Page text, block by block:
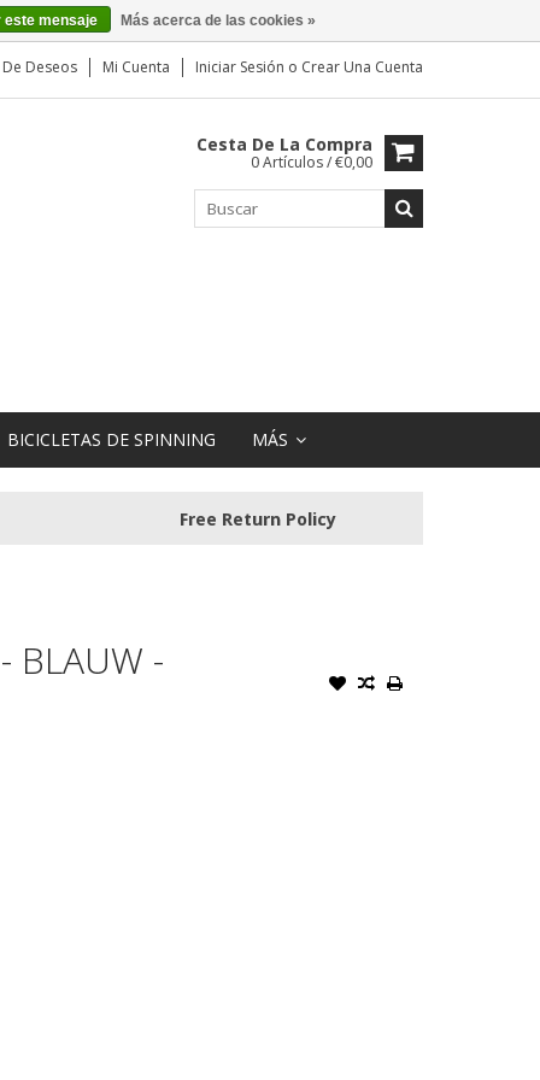
Deseos Mi Cuenta Iniciar Sesión o Crear Una Cuenta
Cesta De La Compra
0 Artículos / €0,00
BICICLETAS DE SPINNING MÁS
Free Return Policy
BLAUW -
este mensaje Más acerca de las cookies »